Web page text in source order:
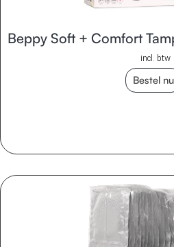
Beppy Soft + Comfort
incl. btw
Bestel nu